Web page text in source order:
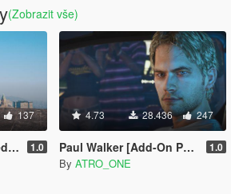
(Zobrazit vše)
137
1.0
4.73 28.436 247
Paul Walker [Add-On Ped] 1.0
By ATRO_ONE